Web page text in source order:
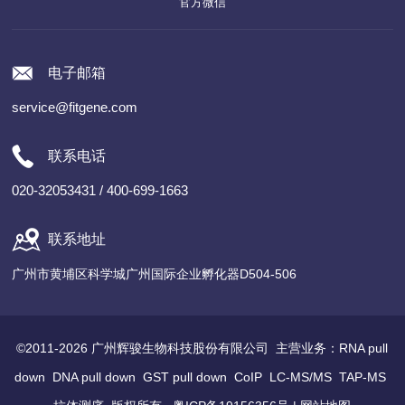
电子邮箱
service@fitgene.com
联系电话
020-32053431 / 400-699-1663
联系地址
广州市黄埔区科学城广州国际企业孵化器D504-506
©2011-2026 广州辉骏生物科技股份有限公司 主营业务： RNA pull
down
DNA pull down GST pull down CoIP LC-MS/MS TAP-MS